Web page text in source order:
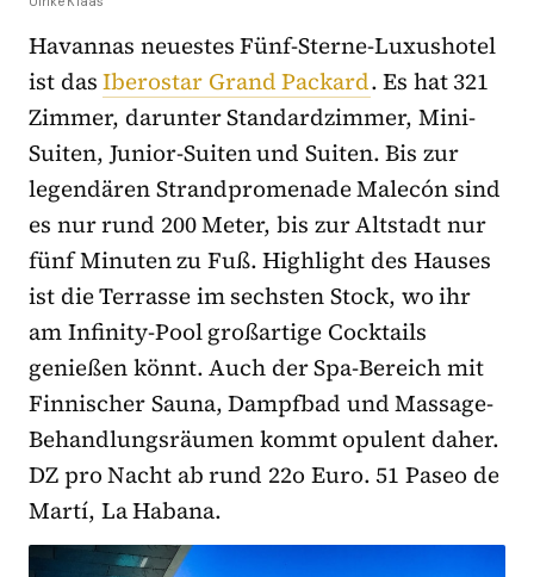
Havannas neuestes Fünf-Sterne-Luxushotel
ist dasIberostar Grand Packard. Es hat 321
Zimmer, darunter Standardzimmer, Mini-
Suiten, Junior-Suiten und Suiten. Bis zur
legendären Strandpromenade Malecón sind
es nur rund 200 Meter, bis zur Altstadt nur
fünf Minuten zu Fuß. Highlight des Hauses
ist die Terrasse im sechsten Stock, wo ihr
am Infinity-Pool großartige Cocktails
genießen könnt. Auch der Spa-Bereich mit
Finnischer Sauna, Dampfbad und Massage-
Behandlungsräumen kommt opulent daher.
DZ pro Nacht ab rund 22o Euro. 51 Paseo de
Martí, La Habana.